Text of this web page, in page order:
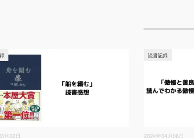
月02日 2024年04月06日
読書記録